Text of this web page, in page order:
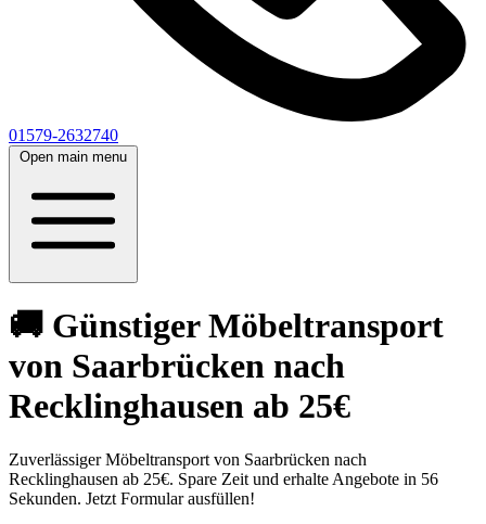
01579-2632740
Open main menu
🚚 Günstiger Möbeltransport
von Saarbrücken nach
Recklinghausen ab 25€
Zuverlässiger Möbeltransport von Saarbrücken nach
Recklinghausen ab 25€. Spare Zeit und erhalte Angebote in 56
Sekunden. Jetzt Formular ausfüllen!